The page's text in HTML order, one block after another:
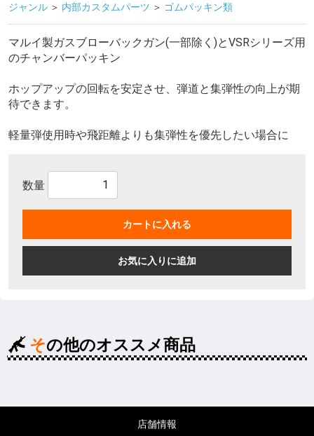
ジャンル ＞ 内部カスタムパーツ ＞ ゴムパッキン類
マルイ製ガスブローバックガン(一部除く)とVSRシリーズ用
のチャンバーパッキン
ホップアップの回転を安定させ、弾道と集弾性の向上が期
待できます。
軽量弾使用時や飛距離よりも集弾性を優先したい場合に
数量
カートに入れる
お気に入りに追加
その他のオススメ商品
店舗情報